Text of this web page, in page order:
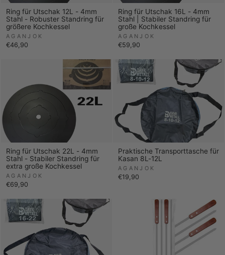
Ring für Utschak 12L - 4mm
Stahl - Robuster Standring für
größere Kochkessel
AGANJOK
€46,90
Ring für Utschak 16L - 4mm
Stahl | Stabiler Standring für
große Kochkessel
AGANJOK
€59,90
Ring für Utschak 22L - 4mm
Stahl - Stabiler Standring für
extra große Kochkessel
AGANJOK
€69,90
Praktische Transporttasche für
Kasan 8L-12L
AGANJOK
€19,90